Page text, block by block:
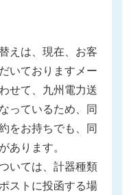
えは、現在、お客
いておりますメー
せて、九州電力送
っているため、同
をお持ちでも、同
あります。
いては、計器種類
ストに投函する場